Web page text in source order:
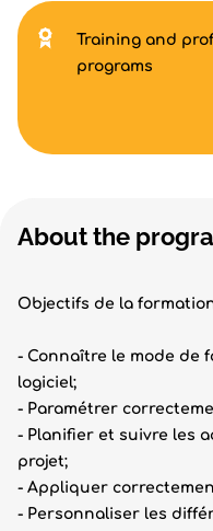
About the
Objectifs de la
- Connaître le mode de
logiciel;
- Paramétrer
- Planifier et suivre les
projet;
- Appliquer
- Personnaliser les
Training and
programs